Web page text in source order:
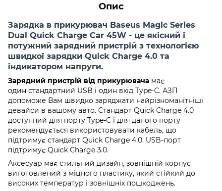
Опис
Зарядка в прикурювач Baseus Magic Series
Dual Quick Charge Car 45W - це якісний і
потужний зарядний пристрій з технологією
швидкої зарядки Quick Charge 4.0 та
індикатором напруги.
Зарядний пристрій від прикурювача має
один стандартний USB і один вхід Type-C. АЗП
допоможе Вам швидко заряджати найрізноманітніші
девайси в вашому авто. Стандарт Quick Charge 4.0
доступний для порту Type-C і для даного порту
рекомендується використовувати кабель, що
підтримує стандарт Quick Charge 4.0. USB-порт
підтримує Quick Charge 3.0.
Аксесуар має стильний дизайн, зовнішній корпус
виготовлений з міцного пластику, який стійкий до
високих температур і зовнішніх пошкоджень.